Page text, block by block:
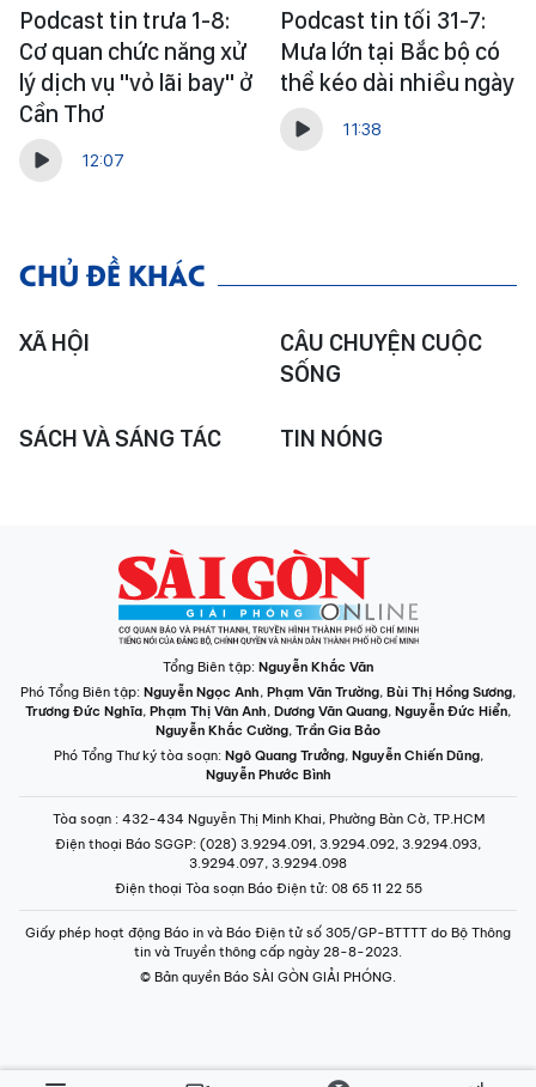
Podcast tin trưa 1-8:
Cơ quan chức năng xử
lý dịch vụ "vỏ lãi bay" ở
Cần Thơ
12:07
Podcast tin tối 31-7:
Mưa lớn tại Bắc bộ có
thể kéo dài nhiều ngày
11:38
CHỦ ĐỀ KHÁC
XÃ HỘI
CÂU CHUYỆN CUỘC
SỐNG
SÁCH VÀ SÁNG TÁC TIN NÓNG
Tổng Biên tập: Nguyễn Khắc Văn
Phó Tổng Biên tập: Nguyễn Ngọc Anh, Phạm Văn Trường, Bùi Thị Hồng Sương,
Trương Đức Nghĩa, Phạm Thị Vân Anh, Dương Văn Quang, Nguyễn Đức Hiển,
Nguyễn Khắc Cường, Trần Gia Bảo
Phó Tổng Thư ký tòa soạn: Ngô Quang Trưởng, Nguyễn Chiến Dũng,
Nguyễn Phước Bình
Tòa soạn : 432-434 Nguyễn Thị Minh Khai, Phường Bàn Cờ, TP.HCM
Điện thoại Báo SGGP: (028) 3.9294.091, 3.9294.092, 3.9294.093,
3.9294.097, 3.9294.098
Điện thoại Tòa soạn Báo Điện tử: 08 65 11 22 55
Giấy phép hoạt động Báo in và Báo Điện tử số 305/GP-BTTTT do Bộ Thông
tin và Truyền thông cấp ngày 28-8-2023.
© Bản quyền Báo SÀI GÒN GIẢI PHÓNG.